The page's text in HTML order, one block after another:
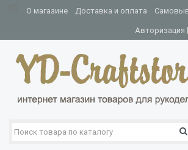
О магазине Доставка и оплата
Авторизация |